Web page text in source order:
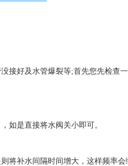
接好及水管爆裂等;首先您先检查
如是直接将水阀关小即可。
将补水间隔时间增大，这样频率会